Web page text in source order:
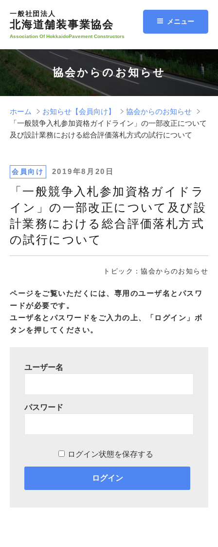
ツ
へ
ス
一般社団法人
北海道舗装事業協会
Association Of HokkaidoPavement Constructors
メニュー
協会からのお知らせ
ホーム お知らせ【会員向け】
協会からのお知らせ
「一般競争入札参加資格ガイドライン」の一部改正について
及び設計業務における総合評価落札方式の試行について
会員向け
投
日:
2019年8月20日
「一般競争入札参加資格ガイドラ
イン」の一部改正について及び設
計業務における総合評価落札方式
の試行について
トピック：協会からのお知らせ
ページをご覧いただくには、専用のユーザ名とパスワ
ードが必要です。
ユーザ名とパスワードをご入力の上、「ログイン」ボ
タンを押してください。
ユーザー名
パスワード
ログイン状態を保存する